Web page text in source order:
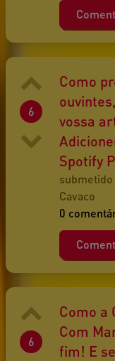
6
Como
vossa
Spotify
submetido
Cavaco
0
6
Como a
Com
fim! E